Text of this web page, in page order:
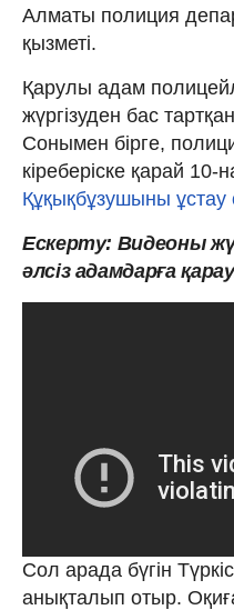
Алматы полиция
қызметі.
Қарулы адам
жүргізуден бас
Сонымен бірге,
кіреберіске қарай 10-
Құқықбұзушыны
Ескерту: Видеоны
әлсіз адамдарға
Сол арада бүгін
анықталып отыр.